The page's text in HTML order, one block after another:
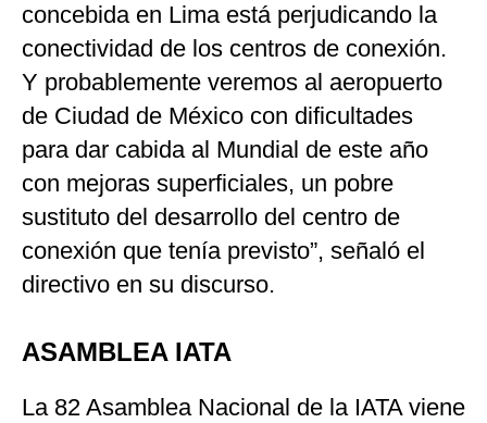
concebida en Lima está perjudicando la
conectividad de los centros de conexión.
Y probablemente veremos al aeropuerto
de Ciudad de México con dificultades
para dar cabida al Mundial de este año
con mejoras superficiales, un pobre
sustituto del desarrollo del centro de
conexión que tenía previsto”, señaló el
directivo en su discurso.
ASAMBLEA IATA
La 82 Asamblea Nacional de la IATA viene